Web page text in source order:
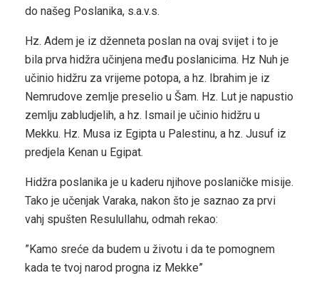
do našeg Poslanika, s.a.v.s.
Hz. Adem je iz dženneta poslan na ovaj svijet i to je
bila prva hidžra učinjena među poslanicima. Hz Nuh je
učinio hidžru za vrijeme potopa, a hz. Ibrahim je iz
Nemrudove zemlje preselio u Šam. Hz. Lut je napustio
zemlju zabludjelih, a hz. Ismail je učinio hidžru u
Mekku. Hz. Musa iz Egipta u Palestinu, a hz. Jusuf iz
predjela Kenan u Egipat.
Hidžra poslanika je u kaderu njihove poslaničke misije.
Tako je učenjak Varaka, nakon što je saznao za prvi
vahj spušten Resulullahu, odmah rekao:
”Kamo sreće da budem u životu i da te pomognem
kada te tvoj narod progna iz Mekke”